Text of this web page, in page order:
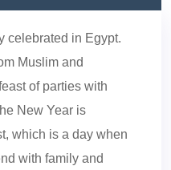
celebrated in Egypt.
Muslim and
of parties with
New Year is
which is a day when
with family and